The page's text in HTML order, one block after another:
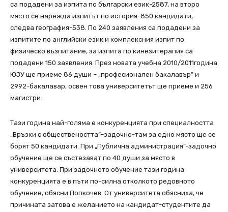
са подадени за изпита по български език-2587, на второ
място се нарежда изпитът по история-850 кандидати,
следва география-538. По 240 заявления са подадени за
изпитите по английски език и комплексния изпит по
физическо възпитание, за изпита по кинезитерапия са
подадени 150 заявления. През новата учебна 2010/2011година
ЮЗУ ще приеме 86 души – „професионален бакалавър” и
2992-бакалавар, освен това университетът ще приеме и 256
магистри.
Тази година най-голяма е конкуренцията при специалността
„Връзки с обществеността”–задочно-там за едно място ще се
борят 50 кандидати. При „Публична администрация”-задочно
обучение ще се състезават по 40 души за място в
университета. При задочното обучение тази година
конкуренцията е в пъти по-силна отколкото редовното
обучение, обясни Попкочев. От университета обясниха, че
причината затова е желанието на кандидат-студентите да